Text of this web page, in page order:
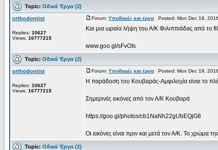
Topic: Οδικά Έργα (2)
orthodontist
Replies: 10627
Views: 16777215
Forum: Υποδομές και έργα Posted: Mon Dec 19,
Και μια ωραία λήψη του Α/Κ Φιλιππιάδας από το
www.goo.gl/sFvOIs
Topic: Οδικά Έργα (2)
orthodontist
Replies: 10627
Views: 16777215
Forum: Υποδομές και έργα Posted: Mon Dec 19,
Η παράδοση του Κουβαράς-Αμφιλοχία είναι το
Σημερινές εικόνες από τον Α/Κ Κουβαρά
https://goo.gl/photos/cb1NaNh22gUbEQjG8
Οι εικόνες είναι πριν και μετά τον Α/Κ. Το χρώμα
Topic: Οδικά Έργα (2)